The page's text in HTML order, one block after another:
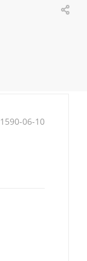
1590-06-10